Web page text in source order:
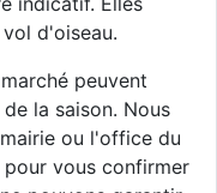
d'oiseau.
peuvent
la saison. Nous
ou l'office du
vous confirmer